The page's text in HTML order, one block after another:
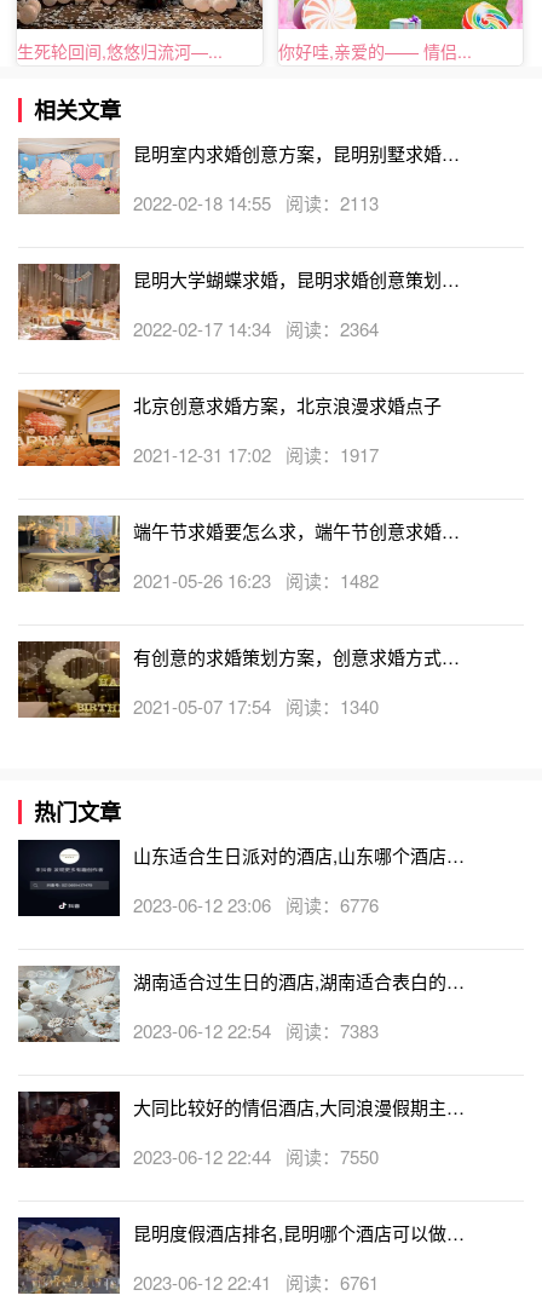
生死轮回间,悠悠归流河—... 你好哇,亲爱的—— 情侣...
相关文章
昆明室内求婚创意方案，昆明别墅求婚策
2022-02-18 14:55 阅读：2113
昆明大学蝴蝶求婚，昆明求婚创意策划案
2022-02-17 14:34 阅读：2364
北京创意求婚方案，北京浪漫求婚点子
2021-12-31 17:02 阅读：1917
端午节求婚要怎么求，端午节创意求婚方
2021-05-26 16:23 阅读：1482
有创意的求婚策划方案，创意求婚方式盘
2021-05-07 17:54 阅读：1340
热门文章
山东适合生日派对的酒店,山东哪个酒店有
2023-06-12 23:06 阅读：6776
湖南适合过生日的酒店,湖南适合表白的酒
2023-06-12 22:54 阅读：7383
大同比较好的情侣酒店,大同浪漫假期主题
2023-06-12 22:44 阅读：7550
昆明度假酒店排名,昆明哪个酒店可以做求
2023-06-12 22:41 阅读：6761